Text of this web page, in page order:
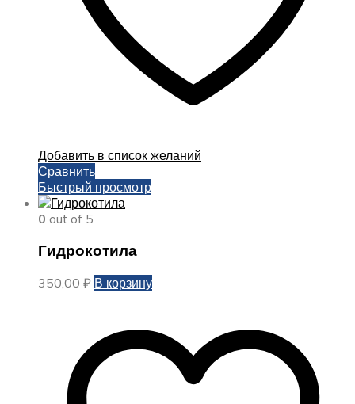
Добавить в список желаний
Сравнить
Быстрый просмотр
0 out of 5
Гидрокотила
350,00 ₽ В корзину